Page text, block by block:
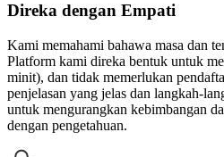
Direka dengan Empati
Kami memahami bahawa masa dan
Platform kami direka bentuk untuk
minit), dan tidak memerlukan
penjelasan yang jelas dan langkah-
untuk mengurangkan kebimbangan
dengan pengetahuan.